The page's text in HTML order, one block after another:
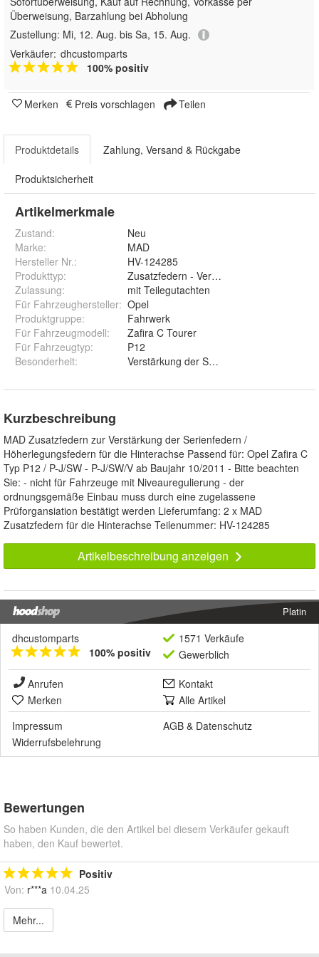
Überweisung, Barzahlung bei Abholung
Zustellung: Mi, 12. Aug. bis Sa, 15. Aug.
Verkäufer: dhcustomparts
100% positiv
Merken Preis vorschlagen Teilen
Produktdetails Zahlung, Versand & Rückgabe
Produktsicherheit
Artikelmerkmale
Zustand:
Neu
Marke:
MAD
Hersteller Nr.:
HV-124285
Produkttyp:
Zusatzfedern - Verstärkungsfedern
Zulassung:
mit Teilegutachten
Für Fahrzeughersteller: Opel
Produktgruppe:
Fahrwerk
Für Fahrzeugmodell:
Zafira C Tourer
Für Fahrzeugtyp:
P12
Besonderheit: Verstärkung der Serienfeder
Kurzbeschreibung
MAD Zusatzfedern zur Verstärkung der Serienfedern /
Höherlegungsfedern für die Hinterachse Passend für: Opel Zafira C
Typ P12 / P-J/SW - P-J/SW/V ab Baujahr 10/2011 - Bitte beachten
Sie: - nicht für Fahrzeuge mit Niveauregulierung - der
ordnungsgemäße Einbau muss durch eine zugelassene
Prüforgansiation bestätigt werden Lieferumfang: 2 x MAD
Zusatzfedern für die Hinterachse Teilenummer: HV-124285
Artikelbeschreibung anzeigen
Platin
dhcustomparts
100% positiv
1571 Verkäufe
Gewerblich
Anrufen
Kontakt
Merken
Alle Artikel
Impressum
AGB & Datenschutz
Widerrufsbelehrung
Bewertungen
So haben Kunden, die den Artikel bei diesem Verkäufer gekauft
haben, den Kauf bewertet.
Positiv
Von: r***a 10.04.25
Mehr...